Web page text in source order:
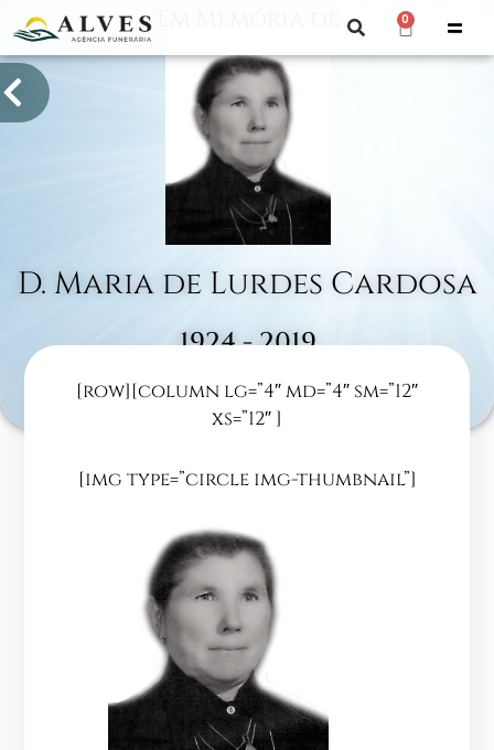
0
D. Maria de Lurdes Cardosa
1924 - 2019
Vale das Éguas
[row][column lg=”4″ md=”4″ sm=”12″
xs=”12″ ]
[img type=”circle img-thumbnail”]